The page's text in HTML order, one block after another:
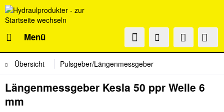
Menü
Übersicht Pulsgeber/Längenmessgeber
Längenmessgeber Kesla 50 ppr Welle 6
mm